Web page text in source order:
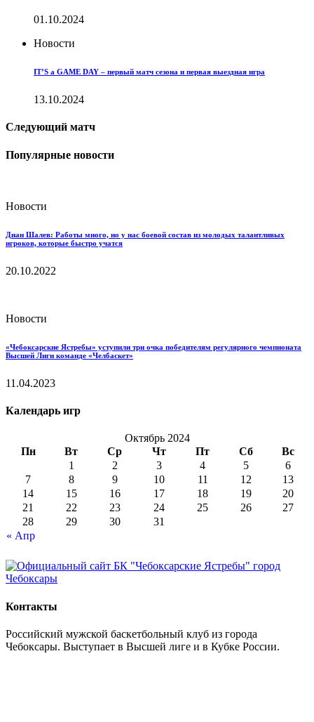
01.10.2024
Новости
IT’S a GAME DAY – первый матч сезона и первая выездная игра
13.10.2024
Следующий матч
Популярные новости
Новости
Диан Шалев: Работы много, но у нас боевой состав из молодых талантливых
игроков, которые быстро учатся
20.10.2022
Новости
«Чебоксарские Ястребы» уступили три очка победителям регулярного чемпионата
Высшей Лиги команде «Челбаскет»
11.04.2023
Календарь игр
Октябрь 2024
Пн
Вт Ср Чт Пт Сб Вс
« Апр
1 2 3 4 5
6
7
8 9 10 11 12
13
14
15 16 17 18 19
20
21
22 23 24 25 26
27
28
29 30 31
Контакты
Российский мужской баскетбольный клуб из города
Чебоксары. Выступает в Высшей лиге и в Кубке России.